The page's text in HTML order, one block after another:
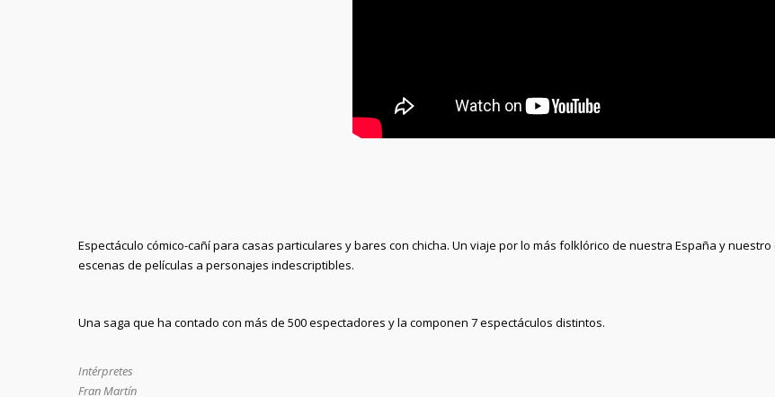
Espectáculo cómico-cañí para casas particulares y bares con chicha. Un viaje por lo más folklórico de nuestra España y
escenas de películas a personajes indescriptibles.
Una saga que ha contado con más de 500 espectadores y la componen 7 espectáculos distintos.
Intérpretes
Fran Martín